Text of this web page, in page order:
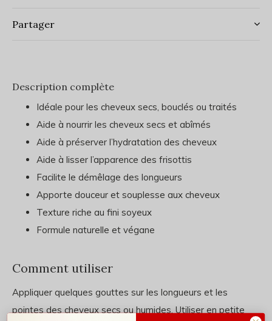
Partager
Description complète
Idéale pour les cheveux secs, bouclés ou traités
Aide à nourrir les cheveux secs et abîmés
Aide à préserver l’hydratation des cheveux
Aide à lisser l’apparence des frisottis
Facilite le démêlage des longueurs
Apporte douceur et souplesse aux cheveux
Texture riche au fini soyeux
Formule naturelle et végane
Comment utiliser
Appliquer quelques gouttes sur les longueurs et les
pointes des cheveux secs ou humides. Utiliser en petite